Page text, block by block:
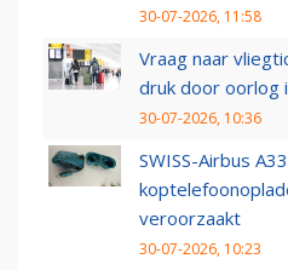
30-07-2026, 11:58
Vraag naar
druk door oorlog
30-07-2026, 10:36
SWISS-Airbus
veroorzaakt
30-07-2026, 10:23